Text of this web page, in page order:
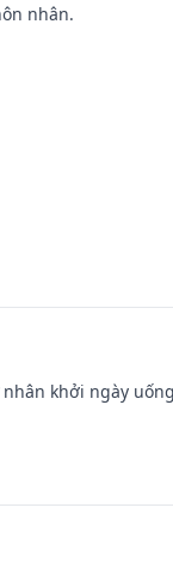
nhân.
khởi ngày